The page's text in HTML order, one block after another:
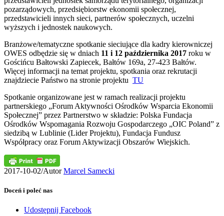
pozarządowych, przedsiębiorstw ekonomii społecznej,
przedstawicieli innych sieci, partnerów społecznych, uczelni
wyższych i jednostek naukowych.
Branżowe/tematyczne spotkanie sieciujące dla kadry kierowniczej
OWES odbędzie się w dniach 11 i 12 października 2017 roku w
Gościńcu Bałtowski Zapiecek, Bałtów 169a, 27-423 Bałtów.
Więcej informacji na temat projektu, spotkania oraz rekrutacji
znajdziecie Państwo na stronie projektu TU
Spotkanie organizowane jest w ramach realizacji projektu
partnerskiego „Forum Aktywności Ośrodków Wsparcia Ekonomii
Społecznej” przez Partnerstwo w składzie: Polska Fundacja
Ośrodków Wspomagania Rozwoju Gospodarczego „OIC Poland” z
siedzibą w Lublinie (Lider Projektu), Fundacja Fundusz
Współpracy oraz Forum Aktywizacji Obszarów Wiejskich.
2017-10-02/AutorMarcel Samecki
Doceń i poleć nas
Udostępnij Facebook